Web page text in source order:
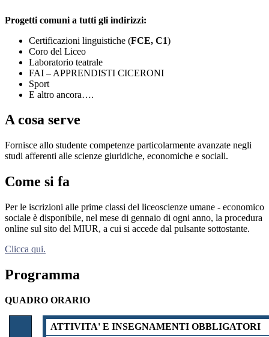
Progetti comuni a tutti gli indirizzi:
Certificazioni linguistiche (FCE, C1)
Coro del Liceo
Laboratorio teatrale
FAI – APPRENDISTI CICERONI
Sport
E altro ancora….
A cosa serve
Fornisce allo studente competenze particolarmente avanzate negli
studi afferenti alle scienze giuridiche, economiche e sociali.
Come si fa
Per le iscrizioni alle prime classi del liceoscienze umane - economico
sociale è disponibile, nel mese di gennaio di ogni anno, la procedura
online sul sito del MIUR, a cui si accede dal pulsante sottostante.
Clicca qui.
Programma
QUADRO ORARIO
ATTIVITA' E INSEGNAMENTI OBBLIGATORI